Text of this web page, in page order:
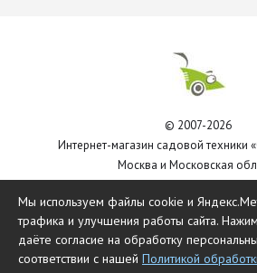
© 2007-2026
Интернет-магазин садовой техники
Москва и Московская
Мы используем файлы cookie и
трафика и улучшения работы сайта.
даёте согласие на обработку
соответствии с нашей Политикой